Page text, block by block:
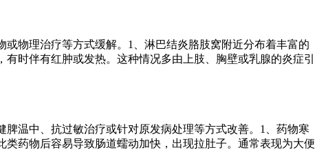
物理治疗等方式缓解。1、淋巴结炎胳肢窝附近分布着丰富的
时伴有红肿或发热。这种情况多由上肢、胸壁或乳腺的炎症引
温中、抗过敏治疗或针对原发病处理等方式改善。1、药物寒
药物后容易导致肠道蠕动加快，出现拉肚子。通常表现为大便